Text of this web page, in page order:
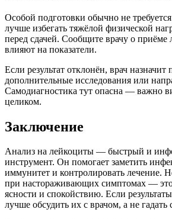
Особой подготовки обычно не
лучше избегать тяжёлой физической
перед сдачей. Сообщите врачу о
влияют на показатели.
Если результат отклонён, врач
дополнительные исследования или
Самодиагностика тут опасна — важно
целиком.
Заключение
Анализ на лейкоциты — быстрый и
инструмент. Он помогает заметить
иммунитет и контролировать лечение.
при настораживающих симптомах —
ясности и спокойствию. Если
лучше обсудить их с врачом, а не гадать